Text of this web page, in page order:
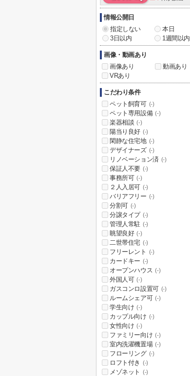
情報公開日
指定しない
本日
3日以内
1週間以内
画像・動画あり
画像あり
動画あり
VRあり
こだわり条件
ペット飼育可 (-)
ペット専用設備 (-)
楽器相談 (-)
陽当り良好 (-)
閑静な住宅地 (-)
デザイナーズ (-)
リノベーション済 (-)
保証人不要 (-)
事務所可 (-)
２人入居可 (-)
バリアフリー (-)
分割可 (-)
分譲タイプ (-)
管理人常駐 (-)
眺望良好 (-)
二世帯住宅 (-)
フリーレント (-)
カードキー (-)
オープンハウス (-)
外国人可 (-)
ガスコンロ設置可 (-)
ルームシェア可 (-)
学生向け (-)
カップル向け (-)
女性向け (-)
ファミリー向け (-)
室内洗濯機置場 (-)
フローリング (-)
ロフト付き (-)
メゾネット (-)